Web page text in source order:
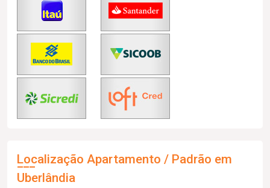
Localização Apartamento / Padrão em
Uberlândia